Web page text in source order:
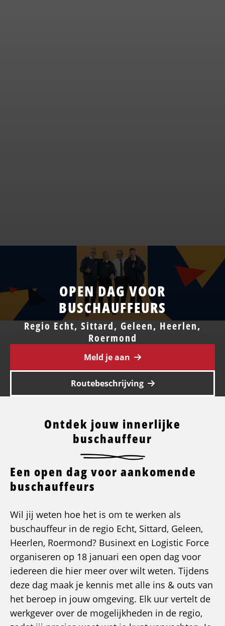
OPEN DAG VOOR
BUSCHAUFFEURS
Regio Echt, Sittard, Geleen, Heerlen,
Roermond
Meld je aan
Routebeschrijving
Ontdek jouw innerlijke
buschauffeur
Een open dag voor aankomende
buschauffeurs
Wil jij weten hoe het is om te werken als
buschauffeur in de regio Echt, Sittard, Geleen,
Heerlen, Roermond? Businext en Logistic Force
organiseren op 18 januari een open dag voor
iedereen die hier meer over wilt weten. Tijdens
deze dag maak je kennis met alle ins & outs van
het beroep in jouw omgeving. Elk uur vertelt de
werkgever over de mogelijkheden in de regio,